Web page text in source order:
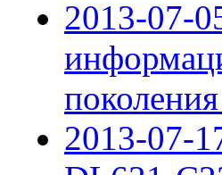
2013-07-
2013-07-